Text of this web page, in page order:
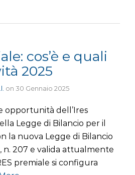
cos’è e quali
2025
on 30 Gennaio 2025
opportunità dell’Ires
Legge di Bilancio per il
la nuova Legge di Bilancio
n. 207 e valida attualmente
premiale si configura